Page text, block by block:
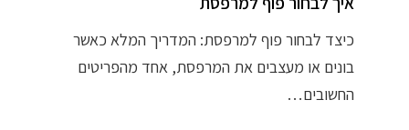
כיצד לבחור פוף למרפסת: המדריך המלא כאשר
בונים או מעצבים את המרפסת, אחד מהפריטים
החשובים…